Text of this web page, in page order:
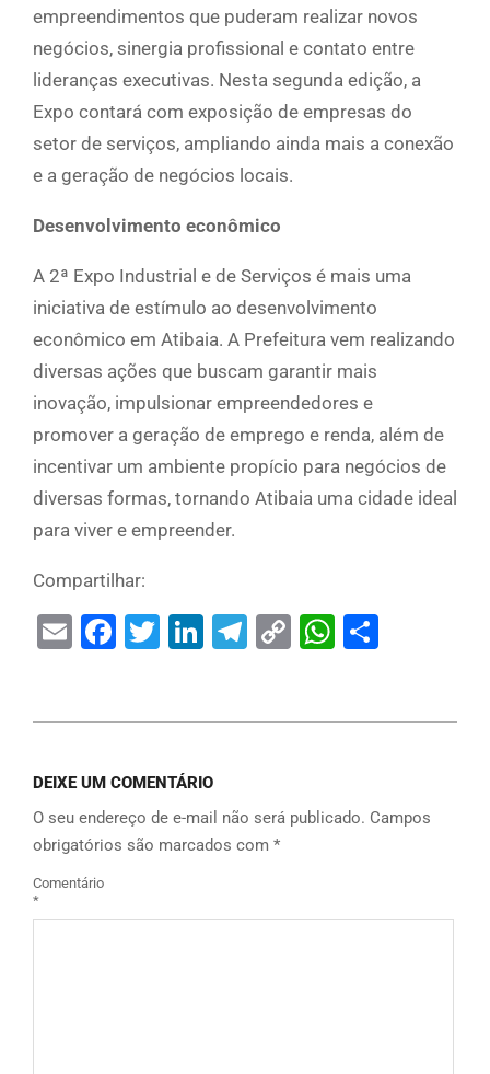
empreendimentos que puderam realizar novos
negócios, sinergia profissional e contato entre
lideranças executivas. Nesta segunda edição, a
Expo contará com exposição de empresas do
setor de serviços, ampliando ainda mais a conexão
e a geração de negócios locais.
Desenvolvimento econômico
A 2ª Expo Industrial e de Serviços é mais uma
iniciativa de estímulo ao desenvolvimento
econômico em Atibaia. A Prefeitura vem realizando
diversas ações que buscam garantir mais
inovação, impulsionar empreendedores e
promover a geração de emprego e renda, além de
incentivar um ambiente propício para negócios de
diversas formas, tornando Atibaia uma cidade ideal
para viver e empreender.
Compartilhar:
EmailFacebook
Twitter
LinkedIn
Telegram
Copy
DEIXE UM COMENTÁRIO
O seu endereço de e-mail não será publicado. Campos
obrigatórios são marcados com *
Comentário
*